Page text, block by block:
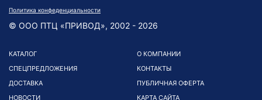
Политика конфеденциальности
© ООО ПТЦ «ПРИВОД», 2002 - 2026
КАТАЛОГ
СПЕЦПРЕДЛОЖЕНИЯ
ДОСТАВКА
НОВОСТИ
О КОМПАНИИ
КОНТАКТЫ
ПУБЛИЧНАЯ ОФЕРТА
КАРТА САЙТА